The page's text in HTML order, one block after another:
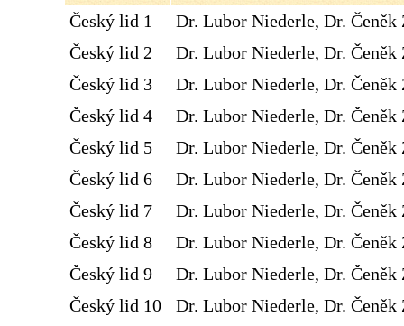
Český lid 1
Dr. Lubor Niederle, Dr. Čeněk
Český lid 2
Dr. Lubor Niederle, Dr. Čeněk
Český lid 3
Dr. Lubor Niederle, Dr. Čeněk
Český lid 4
Dr. Lubor Niederle, Dr. Čeněk
Český lid 5
Dr. Lubor Niederle, Dr. Čeněk
Český lid 6
Dr. Lubor Niederle, Dr. Čeněk
Český lid 7
Dr. Lubor Niederle, Dr. Čeněk
Český lid 8
Dr. Lubor Niederle, Dr. Čeněk
Český lid 9
Dr. Lubor Niederle, Dr. Čeněk
Český lid 10
Dr. Lubor Niederle, Dr. Čeněk